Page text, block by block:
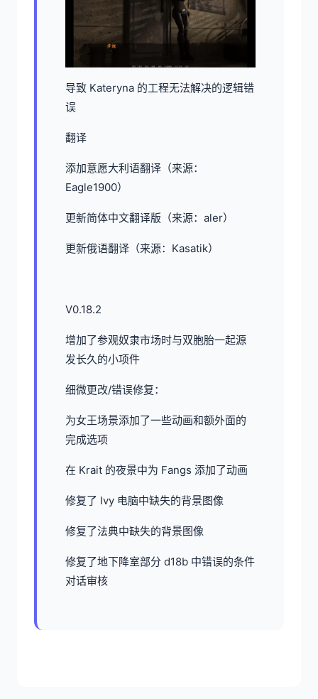
导致 Kateryna 的工程无法解决的逻辑错
误
翻译
添加意愿大利语翻译（来源：
Eagle1900）
更新简体中文翻译版（来源：aler）
更新俄语翻译（来源：Kasatik）
V0.18.2
增加了参观奴隶市场时与双胞胎一起源
发长久的小项件
细微更改/错误修复：
为女王场景添加了一些动画和额外面的
完成选项
在 Krait 的夜景中为 Fangs 添加了动画
修复了 Ivy 电脑中缺失的背景图像
修复了法典中缺失的背景图像
修复了地下降室部分 d18b 中错误的条件
对话审核